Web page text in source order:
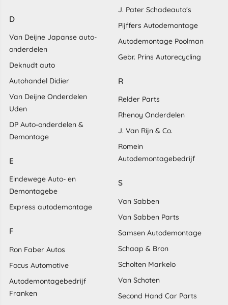
D
Van Deijne Japanse auto-
onderdelen
Deknudt auto
Autohandel Didier
Van Deijne Onderdelen
Uden
DP Auto-onderdelen &
Demontage
E
Eindewege Auto- en
Demontagebe
Express autodemontage
F
Ron Faber Autos
Focus Automotive
Autodemontagebedrijf
Franken
J. Pater Schadeauto's
Pijffers Autodemontage
Autodemontage Poolman
Gebr. Prins Autorecycling
R
Relder Parts
Rhenoy Onderdelen
J. Van Rijn & Co.
Romein
Autodemontagebedrijf
S
Van Sabben
Van Sabben Parts
Samsen Autodemontage
Schaap & Bron
Scholten Markelo
Van Schoten
Second Hand Car Parts